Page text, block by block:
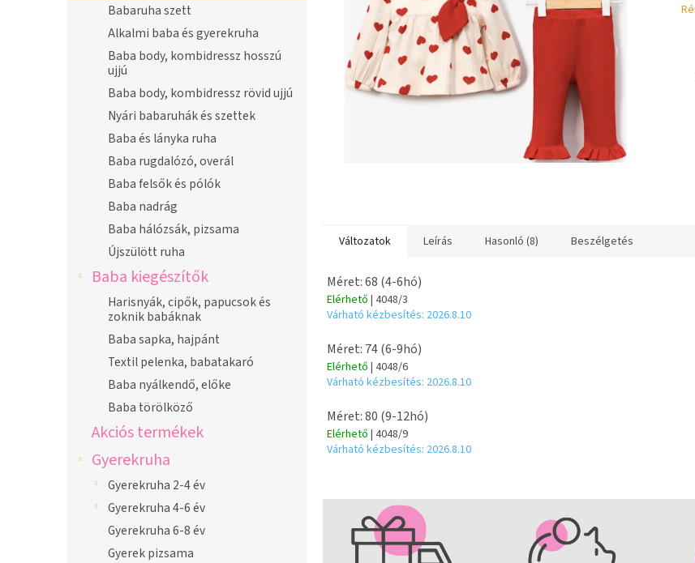
Babaruha szett
Alkalmi baba és gyerekruha
Baba body, kombidressz hosszú
ujjú
Baba body, kombidressz rövid ujjú
Nyári babaruhák és szettek
Baba és lányka ruha
Baba rugdalózó, overál
Baba felsők és pólók
Baba nadrág
Baba hálózsák, pizsama
Újszülött ruha
Baba kiegészítők
Harisnyák, cipők, papucsok és
zoknik babáknak
Baba sapka, hajpánt
Textil pelenka, babatakaró
Baba nyálkendő, előke
Baba törölköző
Akciós termékek
Gyerekruha
Gyerekruha 2-4 év
Gyerekruha 4-6 év
Gyerekruha 6-8 év
Gyerek pizsama
Változatok Leírás Hasonló (8) Beszélgetés
Méret: 68 (4-6hó)
Elérhető | 4048/3
Várható kézbesítés: 2026.8.10
Méret: 74 (6-9hó)
Elérhető | 4048/6
Várható kézbesítés: 2026.8.10
Méret: 80 (9-12hó)
Elérhető | 4048/9
Várható kézbesítés: 2026.8.10